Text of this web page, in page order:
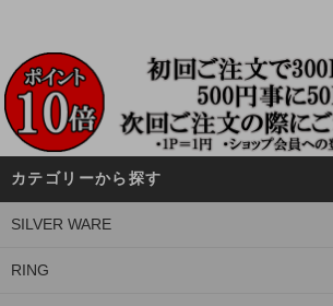
カテゴリーから探す
SILVER WARE
RING